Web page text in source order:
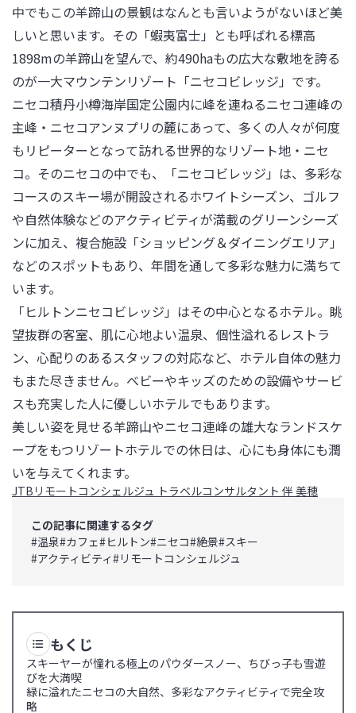
中でもこの羊蹄山の景観はなんとも言いようがないほど美
しいと思います。その「蝦夷富士」とも呼ばれる標高
1898mの羊蹄山を望んで、約490haもの広大な敷地を誇る
のが一大マウンテンリゾート「ニセコビレッジ」です。
ニセコ積丹小樽海岸国定公園内に峰を連ねるニセコ連峰の
主峰・ニセコアンヌプリの麓にあって、多くの人々が何度
もリピーターとなって訪れる世界的なリゾート地・ニセ
コ。そのニセコの中でも、「ニセコビレッジ」は、多彩な
コースのスキー場が開設されるホワイトシーズン、ゴルフ
や自然体験などのアクティビティが満載のグリーンシーズ
ンに加え、複合施設「ショッピング＆ダイニングエリア」
などのスポットもあり、年間を通して多彩な魅力に満ちて
います。
「ヒルトンニセコビレッジ」はその中心となるホテル。眺
望抜群の客室、肌に心地よい温泉、個性溢れるレストラ
ン、心配りのあるスタッフの対応など、ホテル自体の魅力
もまた尽きません。ベビーやキッズのための設備やサービ
スも充実した人に優しいホテルでもあります。
美しい姿を見せる羊蹄山やニセコ連峰の雄大なランドスケ
ープをもつリゾートホテルでの休日は、心にも身体にも潤
いを与えてくれます。
JTBリモートコンシェルジュ トラベルコンサルタント 伴 美穂
この記事に関連するタグ
#温泉#カフェ#ヒルトン#ニセコ#絶景#スキー
#アクティビティ#リモートコンシェルジュ
もくじ
スキーヤーが憧れる極上のパウダースノー、ちびっ子も雪遊
びを大満喫
緑に溢れたニセコの大自然、多彩なアクティビティで完全攻
略